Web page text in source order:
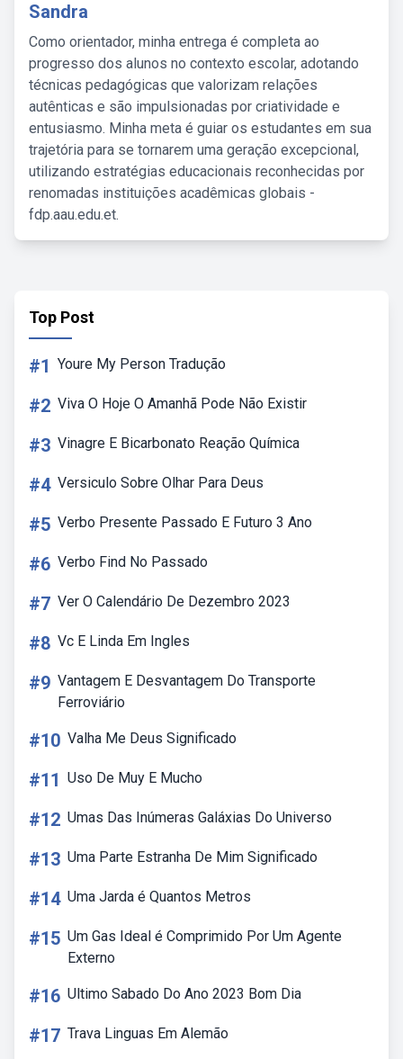
Sandra
Como orientador, minha entrega é completa ao
progresso dos alunos no contexto escolar, adotando
técnicas pedagógicas que valorizam relações
autênticas e são impulsionadas por criatividade e
entusiasmo. Minha meta é guiar os estudantes em sua
trajetória para se tornarem uma geração excepcional,
utilizando estratégias educacionais reconhecidas por
renomadas instituições acadêmicas globais -
fdp.aau.edu.et.
Top Post
#1 Youre My Person Tradução
#2 Viva O Hoje O Amanhã Pode Não Existir
#3 Vinagre E Bicarbonato Reação Química
#4 Versiculo Sobre Olhar Para Deus
#5 Verbo Presente Passado E Futuro 3 Ano
#6 Verbo Find No Passado
#7 Ver O Calendário De Dezembro 2023
#8 Vc E Linda Em Ingles
#9 Vantagem E Desvantagem Do Transporte
Ferroviário
#10 Valha Me Deus Significado
#11 Uso De Muy E Mucho
#12 Umas Das Inúmeras Galáxias Do Universo
#13 Uma Parte Estranha De Mim Significado
#14 Uma Jarda é Quantos Metros
#15 Um Gas Ideal é Comprimido Por Um Agente
Externo
#16 Ultimo Sabado Do Ano 2023 Bom Dia
#17 Trava Linguas Em Alemão